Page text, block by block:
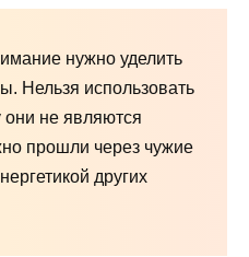
нужно уделить
Нельзя использовать
они не являются
прошли через чужие
других